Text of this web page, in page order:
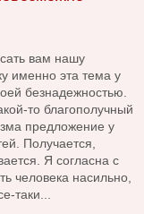
вам нашу
именно эта тема у
безнадежностью.
то благополучный
предложение у
Получается,
Я согласна с
человека насильно,
таки...